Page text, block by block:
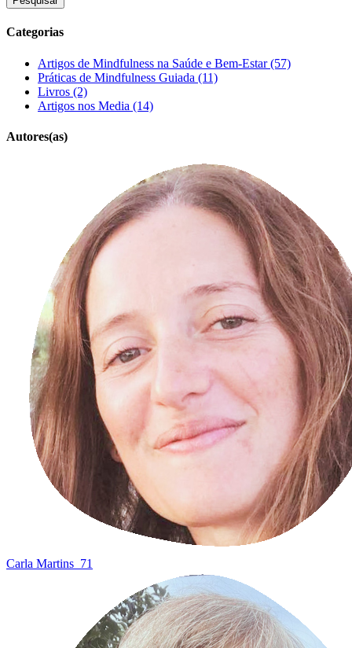
Categorias
Artigos de Mindfulness na Saúde e Bem-Estar (57)
Práticas de Mindfulness Guiada (11)
Livros (2)
Artigos nos Media (14)
Autores(as)
Carla Martins 71